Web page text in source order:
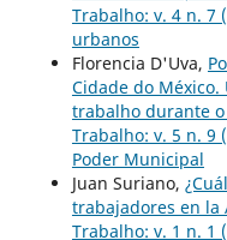
Trabalho: v. 4 n. 7
urbanos
Florencia D'Uva,
Cidade do
trabalho durante
Trabalho: v. 5 n. 9
Poder Municipal
Juan Suriano,
trabajadores en la
Trabalho: v. 1 n. 1